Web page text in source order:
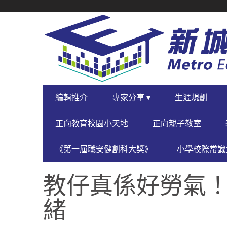
NAVIGATION
PRIMARY
NAVIGATION
編輯推介 專家分享 ▾ 生涯規劃
正向教育校園小天地 正向親子教室
《第一屆職安健創科大獎》 小學校際常
教仔真係好勞氣
緒